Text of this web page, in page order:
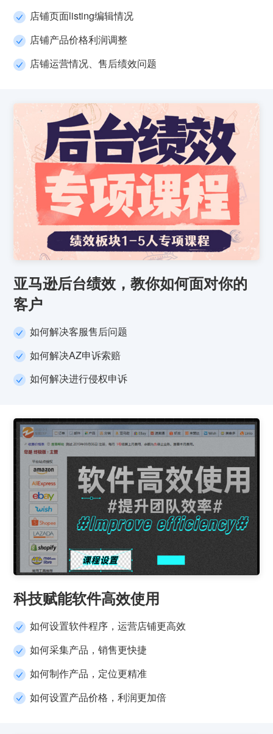
店铺页面listing编辑情况
店铺产品价格利润调整
店铺运营情况、售后绩效问题
亚马逊后台绩效，教你如何面对你的
客户
如何解决客服售后问题
如何解决AZ申诉索赔
如何解决进行侵权申诉
科技赋能软件高效使用
如何设置软件程序，运营店铺更高效
如何采集产品，销售更快捷
如何制作产品，定位更精准
如何设置产品价格，利润更加倍